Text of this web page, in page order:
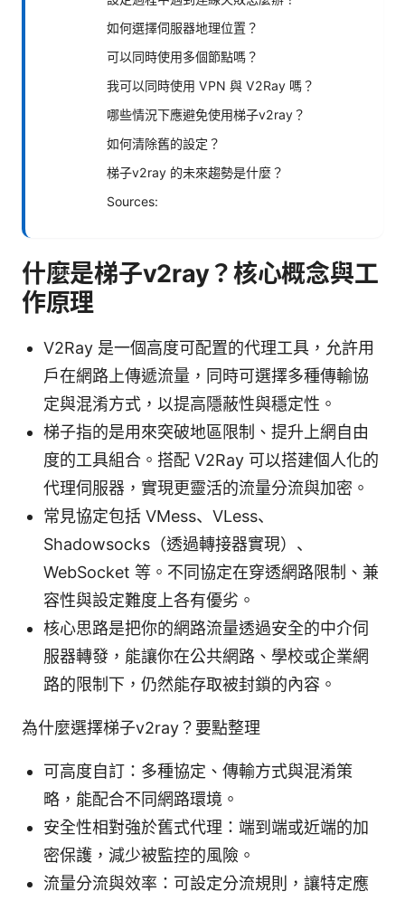
如何選擇伺服器地理位置？
可以同時使用多個節點嗎？
我可以同時使用 VPN 與 V2Ray 嗎？
哪些情況下應避免使用梯子v2ray？
如何清除舊的設定？
梯子v2ray 的未來趨勢是什麼？
Sources:
什麼是梯子v2ray？核心概念與工
作原理
V2Ray 是一個高度可配置的代理工具，允許用
戶在網路上傳遞流量，同時可選擇多種傳輸協
定與混淆方式，以提高隱蔽性與穩定性。
梯子指的是用來突破地區限制、提升上網自由
度的工具組合。搭配 V2Ray 可以搭建個人化的
代理伺服器，實現更靈活的流量分流與加密。
常見協定包括 VMess、VLess、
Shadowsocks（透過轉接器實現）、
WebSocket 等。不同協定在穿透網路限制、兼
容性與設定難度上各有優劣。
核心思路是把你的網路流量透過安全的中介伺
服器轉發，能讓你在公共網路、學校或企業網
路的限制下，仍然能存取被封鎖的內容。
為什麼選擇梯子v2ray？要點整理
可高度自訂：多種協定、傳輸方式與混淆策
略，能配合不同網路環境。
安全性相對強於舊式代理：端到端或近端的加
密保護，減少被監控的風險。
流量分流與效率：可設定分流規則，讓特定應